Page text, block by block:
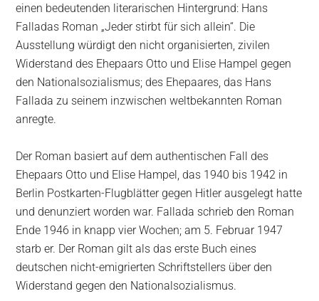
einen bedeutenden literarischen Hintergrund: Hans
Falladas Roman „Jeder stirbt für sich allein“. Die
Ausstellung würdigt den nicht organisierten, zivilen
Widerstand des Ehepaars Otto und Elise Hampel gegen
den Nationalsozialismus; des Ehepaares, das Hans
Fallada zu seinem inzwischen weltbekannten Roman
anregte.
Der Roman basiert auf dem authentischen Fall des
Ehepaars Otto und Elise Hampel, das 1940 bis 1942 in
Berlin Postkarten-Flugblätter gegen Hitler ausgelegt hatte
und denunziert worden war. Fallada schrieb den Roman
Ende 1946 in knapp vier Wochen; am 5. Februar 1947
starb er. Der Roman gilt als das erste Buch eines
deutschen nicht-emigrierten Schriftstellers über den
Widerstand gegen den Nationalsozialismus.